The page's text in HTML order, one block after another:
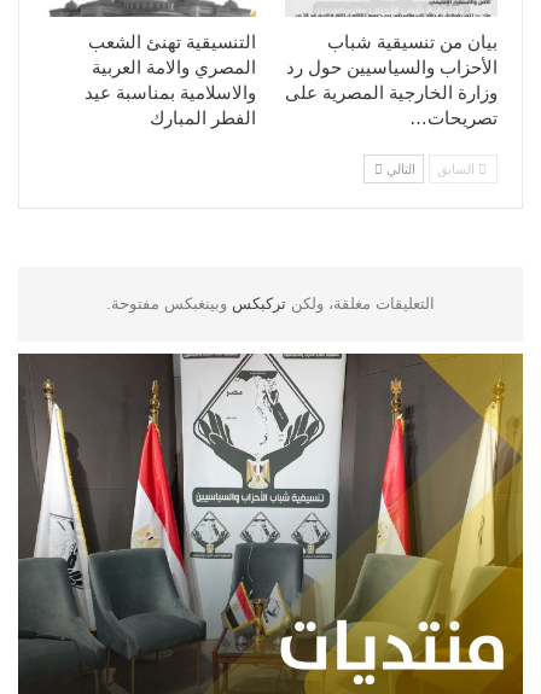
التنسيقية تهنئ الشعب
المصري والامة العربية
والاسلامية بمناسبة عيد
الفطر المبارك
بيان من تنسيقية شباب
الأحزاب والسياسيين حول رد
وزارة الخارجية المصرية على
تصريحات…
السابق التالي
التعليقات مغلقة، ولكن تركبكس وبينغبكس مفتوحة.